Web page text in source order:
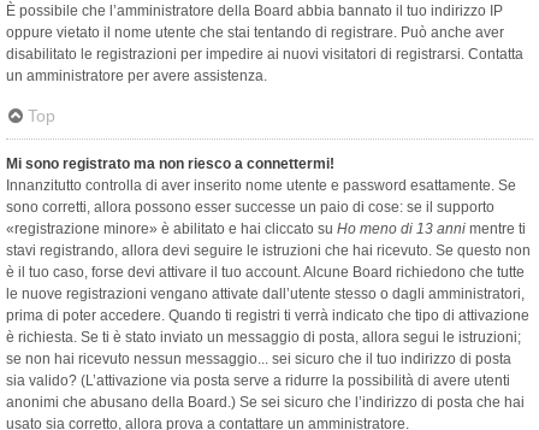
È possibile che l’amministratore della Board abbia bannato il tuo indirizzo IP
oppure vietato il nome utente che stai tentando di registrare. Può anche aver
disabilitato le registrazioni per impedire ai nuovi visitatori di registrarsi. Contatta
un amministratore per avere assistenza.
Top
Mi sono registrato ma non riesco a connettermi!
Innanzitutto controlla di aver inserito nome utente e password esattamente. Se
sono corretti, allora possono esser successe un paio di cose: se il supporto
«registrazione minore» è abilitato e hai cliccato su Ho meno di 13 anni mentre ti
stavi registrando, allora devi seguire le istruzioni che hai ricevuto. Se questo non
è il tuo caso, forse devi attivare il tuo account. Alcune Board richiedono che tutte
le nuove registrazioni vengano attivate dall’utente stesso o dagli amministratori,
prima di poter accedere. Quando ti registri ti verrà indicato che tipo di attivazione
è richiesta. Se ti è stato inviato un messaggio di posta, allora segui le istruzioni;
se non hai ricevuto nessun messaggio... sei sicuro che il tuo indirizzo di posta
sia valido? (L’attivazione via posta serve a ridurre la possibilità di avere utenti
anonimi che abusano della Board.) Se sei sicuro che l’indirizzo di posta che hai
usato sia corretto, allora prova a contattare un amministratore.